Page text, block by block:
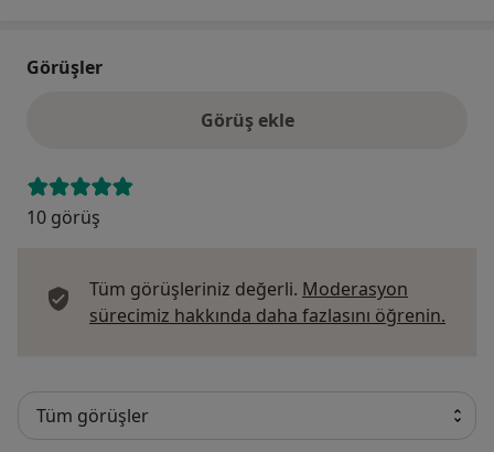
Görüşler
Görüş ekle
10 görüş
Tüm görüşleriniz değerli. Moderasyon
sürecimiz hakkında daha fazlasını öğrenin.